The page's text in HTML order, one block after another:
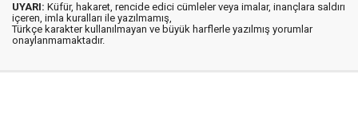
UYARI: Küfür, hakaret, rencide edici cümleler veya imalar, inançlara saldırı
içeren, imla kuralları ile yazılmamış,
Türkçe karakter kullanılmayan ve büyük harflerle yazılmış yorumlar
onaylanmamaktadır.